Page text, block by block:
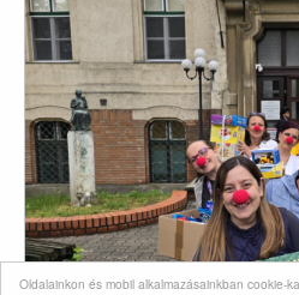
Oldalainkon és mobil alkalmazásainkban cookie-